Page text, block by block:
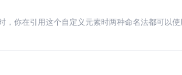
你在引用这个自定义元素时两种命名法都可以
很多功能单一的基础组件，而这些组件有经常会